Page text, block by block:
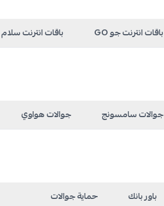
باقات انترنت جو GO باقات انترنت سلام Salam
جوالات سامسونج جوالات هواوي
باور بانك حماية جوالات